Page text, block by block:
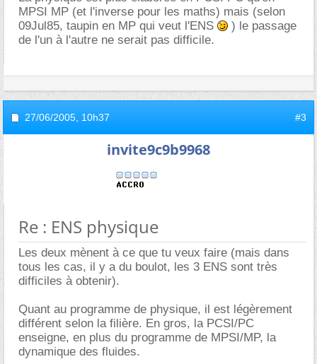
MPSI MP (et l'inverse pour les maths) mais (selon
09Jul85, taupin en MP qui veut l'ENS
) le passage
de l'un à l'autre ne serait pas difficile.
27/06/2005, 10h37 #3
invite9c9b9968
Re : ENS physique
Les deux mènent à ce que tu veux faire (mais dans
tous les cas, il y a du boulot, les 3 ENS sont très
difficiles à obtenir).
Quant au programme de physique, il est légèrement
différent selon la filière. En gros, la PCSI/PC
enseigne, en plus du programme de MPSI/MP, la
dynamique des fluides.